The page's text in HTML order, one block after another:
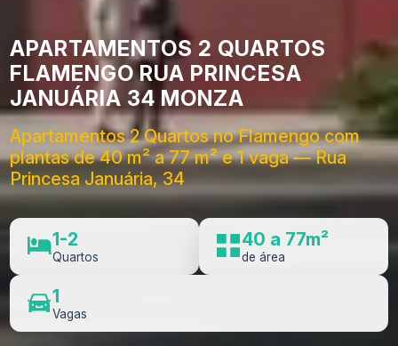
APARTAMENTOS 2 QUARTOS
FLAMENGO RUA PRINCESA
JANUÁRIA 34 MONZA
Apartamentos 2 Quartos no Flamengo com
plantas de 40 m² a 77 m² e 1 vaga — Rua
Princesa Januária, 34
1-2
Quartos
40 a 77m²
de área
1
Vagas